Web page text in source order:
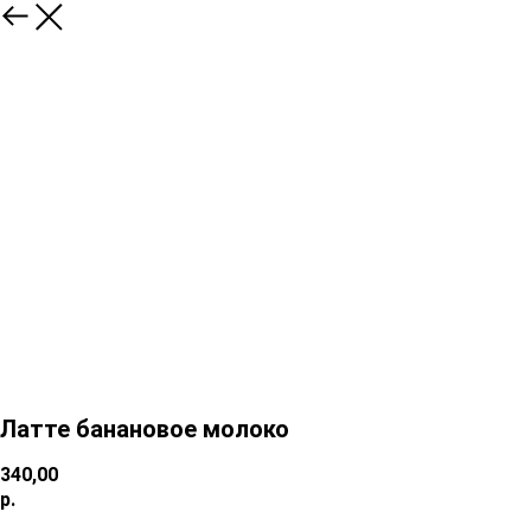
Латте банановое молоко
340,00
р.